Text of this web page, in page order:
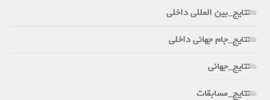
نتایج_بین المللی داخلی
نتایج_جام جهانی داخلی
نتایج_جهانی
نتایج_مسابقات